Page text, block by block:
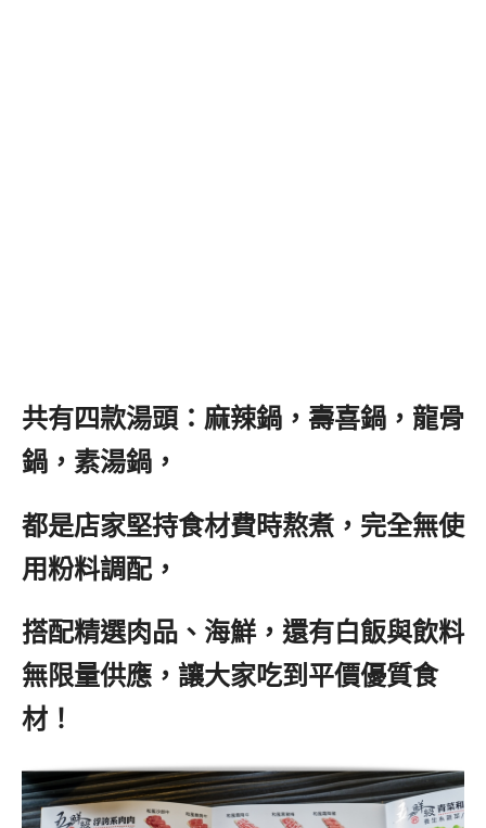
共有四款湯頭：麻辣鍋，壽喜鍋，龍骨
鍋，素湯鍋，
都是店家堅持食材費時熬煮，完全無使
用粉料調配，
搭配精選肉品、海鮮，還有白飯與飲料
無限量供應，讓大家吃到平價優質食
材！